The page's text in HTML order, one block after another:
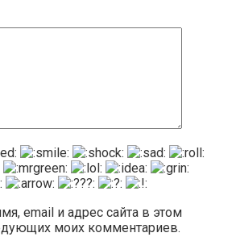
email и адрес сайта в этом
моих комментариев.